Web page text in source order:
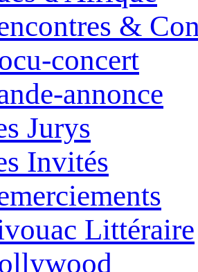
&
concert
annonce
Jurys
Invités
Littéraire